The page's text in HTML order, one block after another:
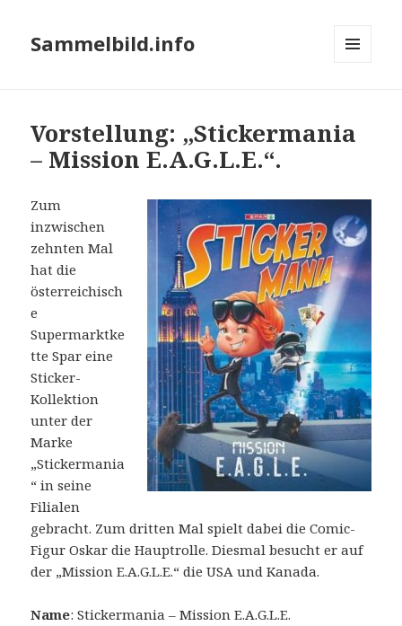
Sammelbild.info
Vorstellung: „Stickermania
– Mission E.A.G.L.E.“.
Zum
inzwischen
zehnten Mal
hat die
österreichisch
e
Supermarktke
tte Spar eine
Sticker-
Kollektion
unter der
Marke
„Stickermania
“ in seine
Filialen
gebracht. Zum dritten Mal spielt dabei die Comic-
Figur Oskar die Hauptrolle. Diesmal besucht er auf
der „Mission E.A.G.L.E.“ die USA und Kanada.
Name: Stickermania – Mission E.A.G.L.E.